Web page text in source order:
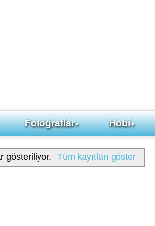
Fotoğraflar▼ Hobi▼
gösteriliyor. Tüm kayıtları göster